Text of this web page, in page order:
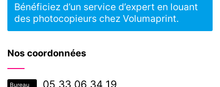
Nos coordonnées
Bureau 05 33 06 34 19
Bénéficiez d’un service d’expert en louant
des photocopieurs chez Volumaprint.